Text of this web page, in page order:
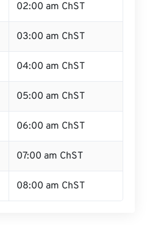
02:00 am ChST
03:00 am ChST
04:00 am ChST
05:00 am ChST
06:00 am ChST
07:00 am ChST
08:00 am ChST